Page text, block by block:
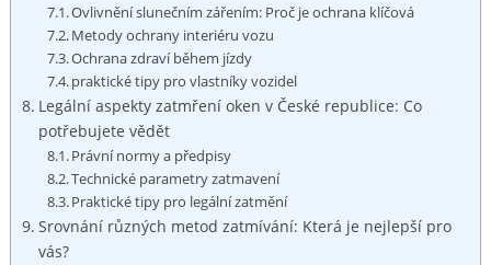
Ovlivnění slunečním zářením: Proč je ochrana klíčová
Metody ochrany interiéru vozu
Ochrana‌ zdraví během ⁢jízdy
praktické tipy ​pro‌ vlastníky vozidel
Legální aspekty zatmření oken ‌v České republice: Co‌
potřebujete vědět
Právní normy a předpisy
Technické parametry zatmavení
Praktické tipy⁢ pro legální zatmění
Srovnání různých metod zatmívání: ​Která je nejlepší pro
⁤vás?